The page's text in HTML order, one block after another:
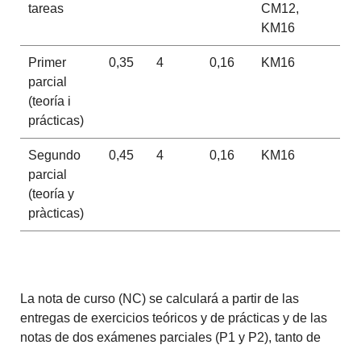
tareas
CM12,
KM16
Primer
parcial
(teoría i
prácticas)
0,35 4 0,16 KM16
Segundo
parcial
(teoría y
pràcticas)
0,45 4 0,16 KM16
La nota de curso (NC) se calculará a partir de las
entregas de exercicios teóricos y de prácticas y de las
notas de dos exámenes parciales (P1 y P2), tanto de